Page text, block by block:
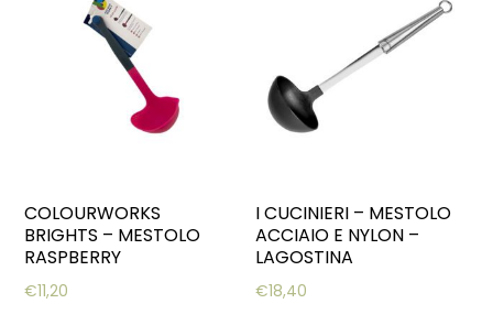
COLOURWORKS
BRIGHTS – MESTOLO
RASPBERRY
€11,20
I CUCINIERI – MESTOLO
ACCIAIO E NYLON –
LAGOSTINA
€18,40